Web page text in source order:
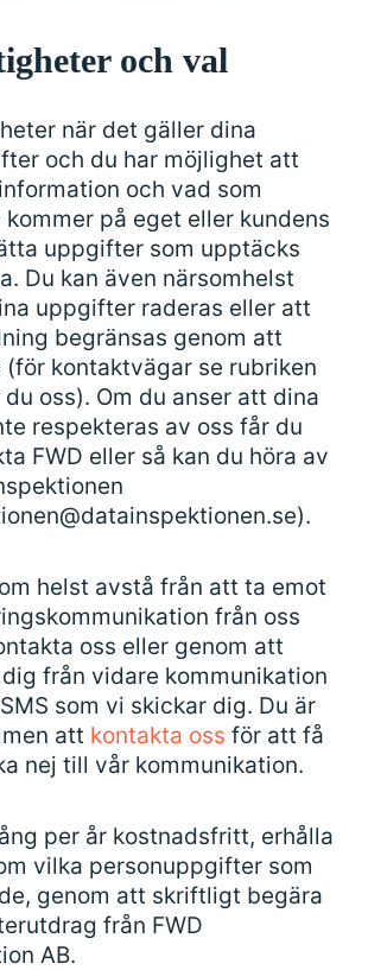
och val
när det gäller dina
och du har möjlighet att
och vad som
kommer på eget eller kundens
uppgifter som upptäcks
Du kan även närsomhelst
uppgifter raderas eller att
begränsas genom att
(för kontaktvägar se rubriken
oss). Om du anser att dina
respekteras av oss får du
FWD eller så kan du höra av
helst avstå från att ta emot
från oss
oss eller genom att
från vidare kommunikation
som vi skickar dig. Du är
att kontakta oss för att få
nej till vår kommunikation.
per år kostnadsfritt, erhålla
vilka personuppgifter som
genom att skriftligt begära
från FWD
AB.